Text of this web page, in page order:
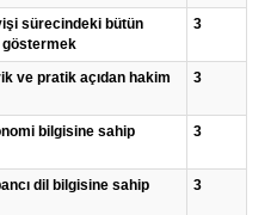
sürecindeki bütün
göstermek
3
ve pratik açıdan hakim
3
bilgisine sahip
3
dil bilgisine sahip
3